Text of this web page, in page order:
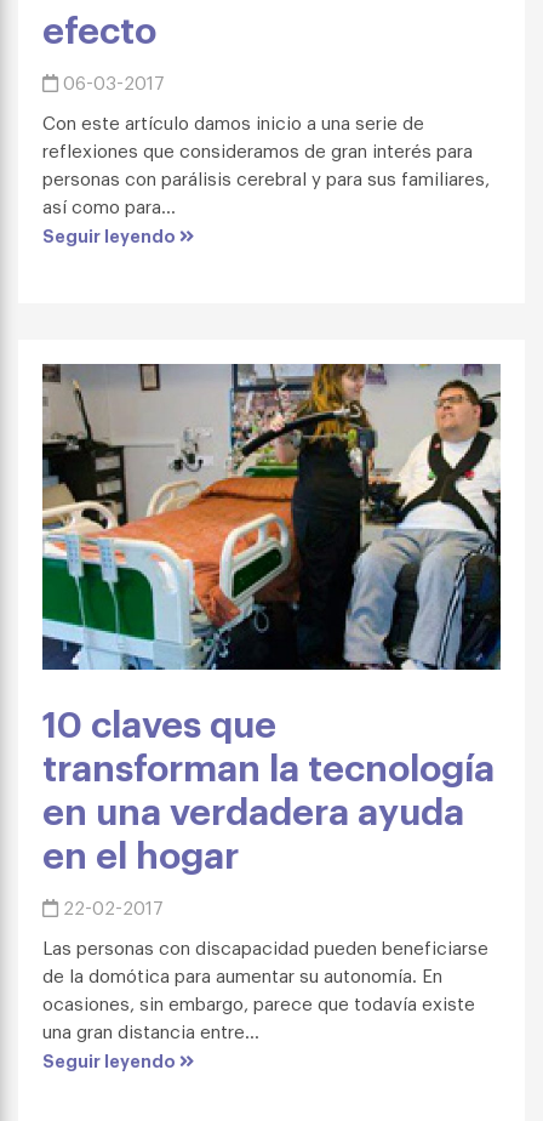
efecto
06-03-2017
Con este artículo damos inicio a una serie de
reflexiones que consideramos de gran interés para
personas con parálisis cerebral y para sus familiares,
así como para...
Seguir leyendo
10 claves que
transforman la tecnología
en una verdadera ayuda
en el hogar
22-02-2017
Las personas con discapacidad pueden beneficiarse
de la domótica para aumentar su autonomía. En
ocasiones, sin embargo, parece que todavía existe
una gran distancia entre...
Seguir leyendo